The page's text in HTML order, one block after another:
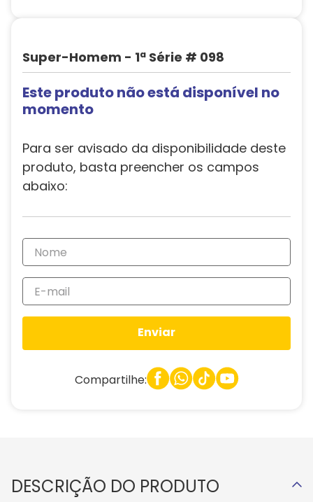
Super-Homem - 1ª Série # 098
Este produto não está disponível no
momento
Para ser avisado da disponibilidade deste
produto, basta preencher os campos
abaixo:
Enviar
Compartilhe:
DESCRIÇÃO DO PRODUTO